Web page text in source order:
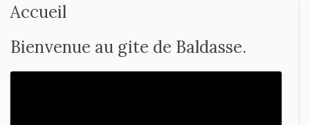
Accueil
Bienvenue au gite de Baldasse.